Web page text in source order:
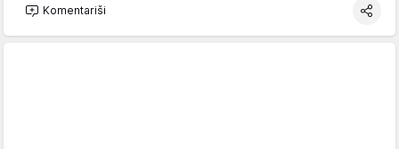
Komentariši